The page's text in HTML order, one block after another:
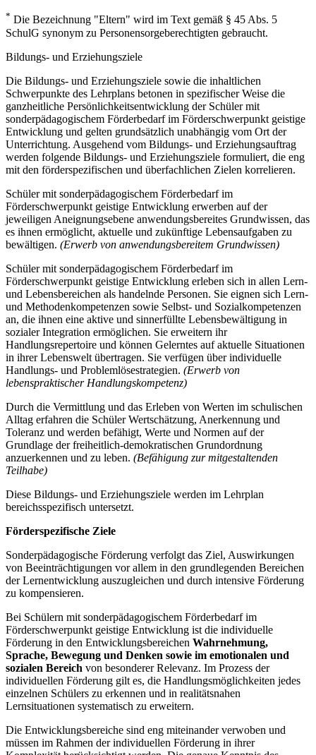
* Die Bezeichnung "Eltern" wird im Text gemäß § 45 Abs. 5
SchulG synonym zu Personensorgeberechtigten gebraucht.
Bildungs- und Erziehungsziele
Die Bildungs- und Erziehungsziele sowie die inhaltlichen
Schwerpunkte des Lehrplans betonen in spezifischer Weise die
ganzheitliche Persönlichkeitsentwicklung der Schüler mit
sonderpädagogischem Förderbedarf im Förderschwerpunkt geistige
Entwicklung und gelten grundsätzlich unabhängig vom Ort der
Unterrichtung. Ausgehend vom Bildungs- und Erziehungsauftrag
werden folgende Bildungs- und Erziehungsziele formuliert, die eng
mit den förderspezifischen und überfachlichen Zielen korrelieren.
Schüler mit sonderpädagogischem Förderbedarf im
Förderschwerpunkt geistige Entwicklung erwerben auf der
jeweiligen Aneignungsebene anwendungsbereites Grundwissen, das
es ihnen ermöglicht, aktuelle und zukünftige Lebensaufgaben zu
bewältigen. (Erwerb von anwendungsbereitem Grundwissen)
Schüler mit sonderpädagogischem Förderbedarf im
Förderschwerpunkt geistige Entwicklung erleben sich in allen Lern-
und Lebensbereichen als handelnde Personen. Sie eignen sich Lern-
und Methodenkompetenzen sowie Selbst- und Sozialkompetenzen
an, die ihnen eine aktive und sinnerfüllte Lebensbewältigung in
sozialer Integration ermöglichen. Sie erweitern ihr
Handlungsrepertoire und können Gelerntes auf aktuelle Situationen
in ihrer Lebenswelt übertragen. Sie verfügen über individuelle
Handlungs- und Problemlösestrategien. (Erwerb von
lebenspraktischer Handlungskompetenz)
Durch die Vermittlung und das Erleben von Werten im schulischen
Alltag erfahren die Schüler Wertschätzung, Anerkennung und
Toleranz und werden befähigt, Werte und Normen auf der
Grundlage der freiheitlich-demokratischen Grundordnung
anzuerkennen und zu leben. (Befähigung zur mitgestaltenden
Teilhabe)
Diese Bildungs- und Erziehungsziele werden im Lehrplan
bereichsspezifisch untersetzt.
Förderspezifische Ziele
Sonderpädagogische Förderung verfolgt das Ziel, Auswirkungen
von Beeinträchtigungen vor allem in den grundlegenden Bereichen
der Lernentwicklung auszugleichen und durch intensive Förderung
zu kompensieren.
Bei Schülern mit sonderpädagogischem Förderbedarf im
Förderschwerpunkt geistige Entwicklung ist die individuelle
Förderung in den Entwicklungsbereichen Wahrnehmung,
Sprache, Bewegung und Denken sowie im emotionalen und
sozialen Bereich von besonderer Relevanz. Im Prozess der
individuellen Förderung gilt es, die Handlungsmöglichkeiten jedes
einzelnen Schülers zu erkennen und in realitätsnahen
Lernsituationen systematisch zu erweitern.
Die Entwicklungsbereiche sind eng miteinander verwoben und
müssen im Rahmen der individuellen Förderung in ihrer